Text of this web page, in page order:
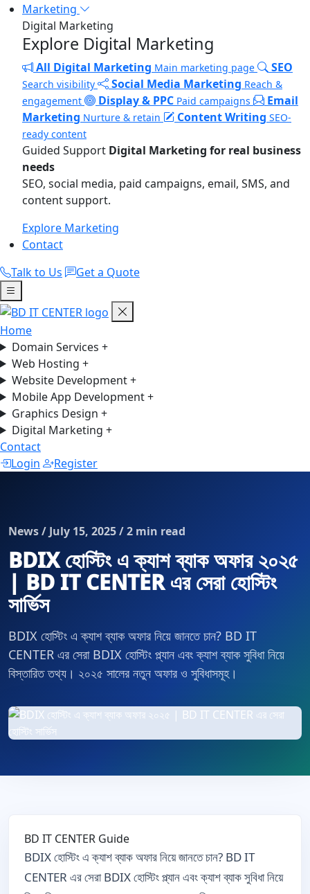
Marketing
Digital Marketing
Explore Digital Marketing
All Digital Marketing Main marketing page SEO
Search visibility Social Media Marketing Reach &
engagement
Display & PPC Paid campaigns
Email
Marketing Nurture & retain Content Writing SEO-
ready content
Guided Support Digital Marketing for real business
needs
SEO, social media, paid campaigns, email, SMS, and
content support.
Explore Marketing
Contact
Talk to Us
Get a Quote
Home
Domain Services +
Web Hosting +
Website Development+
Mobile App Development+
Graphics Design +
Digital Marketing +
Contact
Login
Register
News / July 15, 2025 / 2 min read
BDIX হোস্টিং এ ক্যাশ ব্যাক অফার ২০২৫
| BD IT CENTER এর সেরা হোস্টিং
সার্ভিস
BDIX হোস্টিং এ ক্যাশ ব্যাক অফার নিয়ে জানতে চান? BD IT
CENTER এর সেরা BDIX হোস্টিং প্ল্যান এবং ক্যাশ ব্যাক সুবিধা নিয়ে
বিস্তারিত তথ্য। ২০২৫ সালের নতুন অফার ও সুবিধাসমূহ।
BD IT CENTER Guide
BDIX হোস্টিং এ ক্যাশ ব্যাক অফার নিয়ে জানতে চান? BD IT
CENTER এর সেরা BDIX হোস্টিং প্ল্যান এবং ক্যাশ ব্যাক সুবিধা নিয়ে